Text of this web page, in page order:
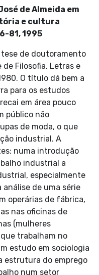
de Almeida em
e cultura
81, 1995
de doutoramento
Filosofia, Letras e
O título dá bem a
para os estudos
em área pouco
público não
de moda, o que
industrial. A
numa introdução
industrial a
especialmente
de uma série
operárias de fábrica,
nas oficinas de
(mulheres
trabalham no
estudo em sociologia
estrutura do emprego
num setor